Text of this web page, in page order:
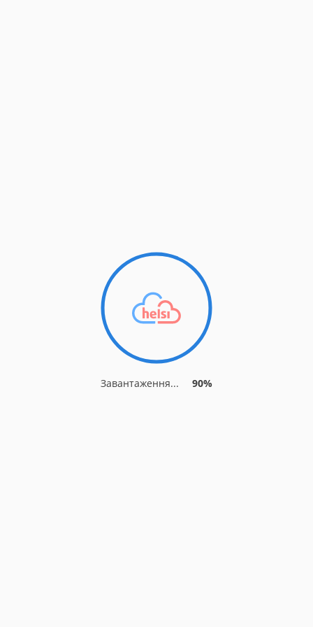
Завантаження... 90%